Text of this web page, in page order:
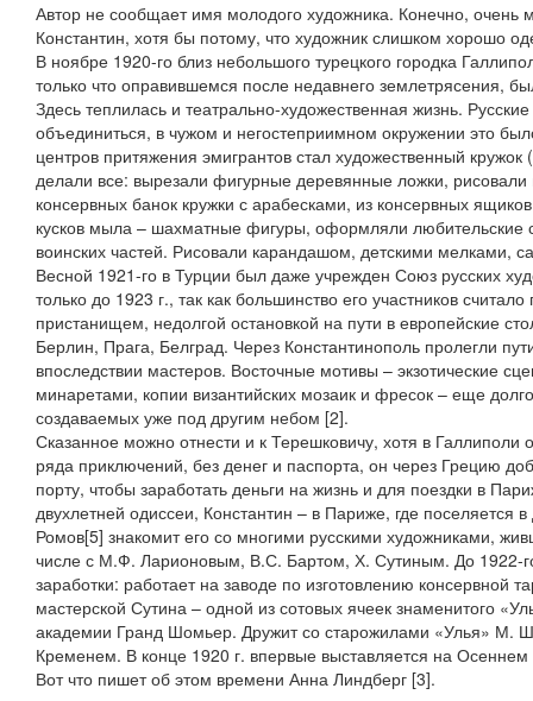
Автор не сообщает имя молодого художника. Конечно, очень
Константин, хотя бы потому, что художник слишком хорошо
В ноябре 1920-го близ небольшого турецкого городка
только что оправившемся после недавнего землетрясения,
Здесь теплилась и театрально-художественная жизнь.
объединиться, в чужом и негостеприимном окружении это
центров притяжения эмигрантов стал художественный
делали все: вырезали фигурные деревянные ложки, рисовали
консервных банок кружки с арабесками, из консервных
кусков мыла – шахматные фигуры, оформляли любительские
воинских частей. Рисовали карандашом, детскими мелками,
Весной 1921-го в Турции был даже учрежден Союз русских
только до 1923 г., так как большинство его участников
пристанищем, недолгой остановкой на пути в европейские
Берлин, Прага, Белград. Через Константинополь пролегли
впоследствии мастеров. Восточные мотивы – экзотические
минаретами, копии византийских мозаик и фресок – еще
создаваемых уже под другим небом [2].
Сказанное можно отнести и к Терешковичу, хотя в
ряда приключений, без денег и паспорта, он через Грецию
порту, чтобы заработать деньги на жизнь и для поездки в
двухлетней одиссеи, Константин – в Париже, где
Ромов[5] знакомит его со многими русскими художниками,
числе с М.Ф. Ларионовым, В.С. Бартом, Х. Сутиным. До 1922-
заработки: работает на заводе по изготовлению консервной
мастерской Сутина – одной из сотовых ячеек знаменитого
академии Гранд Шомьер. Дружит со старожилами «Улья» М.
Кременем. В конце 1920 г. впервые выставляется на
Вот что пишет об этом времени Анна Линдберг [3].